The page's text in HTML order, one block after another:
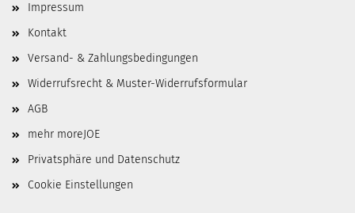
Impressum
Kontakt
Versand- & Zahlungsbedingungen
Widerrufsrecht & Muster-Widerrufsformular
AGB
mehr moreJOE
Privatsphäre und Datenschutz
Cookie Einstellungen